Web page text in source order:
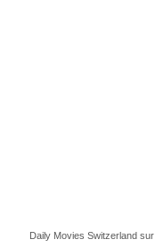
Daily Movies Switzerland sur